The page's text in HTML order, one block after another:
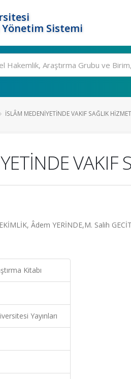
Sistemi
İSLÂM MEDENİYETİNDE VAKIF SAĞLIK
VAKIF
Âdem YERİNDE,M. Salih
Kitabı
Yayınları